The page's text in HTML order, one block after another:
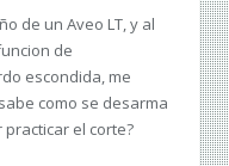
de un Aveo LT, y al
de
escondida, me
como se desarma
el corte?